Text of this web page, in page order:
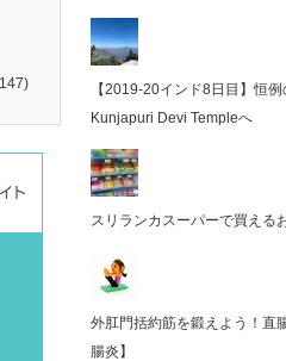
【2019-20インド8日目】恒
Kunjapuri Devi Templeへ
スリランカスーパーで買える
外肛門括約筋を鍛えよう！直
腸炎】